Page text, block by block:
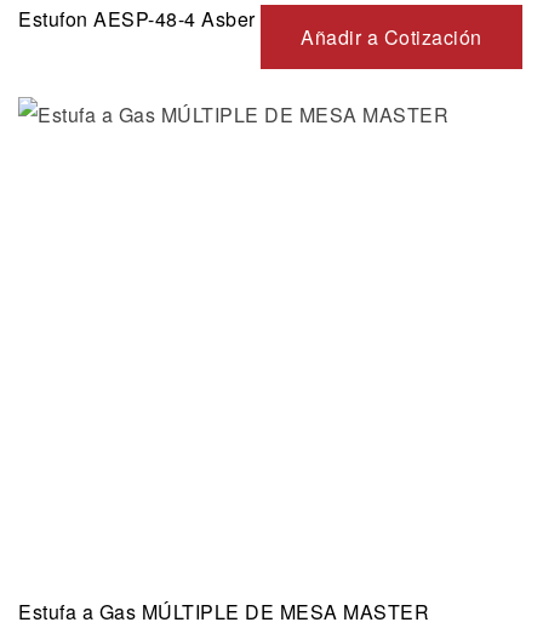
Estufon AESP-48-4 Asber
Añadir a Cotización
Estufa a Gas MÚLTIPLE DE MESA MASTER